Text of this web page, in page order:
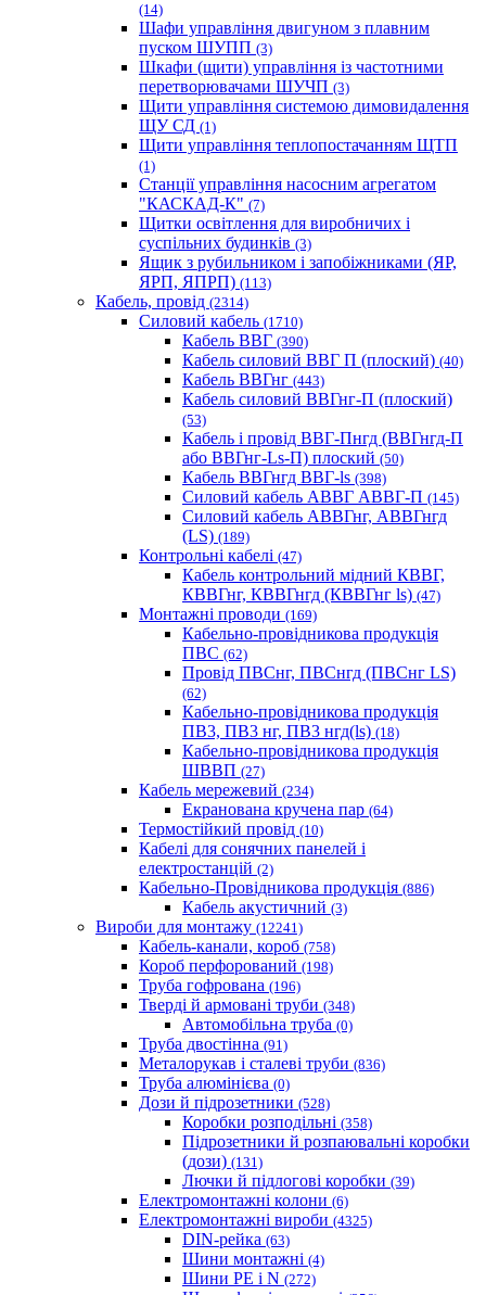
(14)
Шафи управління двигуном з плавним
пуском ШУПП (3)
Шкафи (щити) управління із частотними
перетворювачами ШУЧП (3)
Щити управління системою димовидалення
ЩУ СД (1)
Щити управління теплопостачанням ЩТП
(1)
Станції управління насосним агрегатом
"КАСКАД-К" (7)
Щитки освітлення для виробничих і
суспільних будинків (3)
Ящик з рубильником і запобіжниками (ЯР,
ЯРП, ЯПРП) (113)
Кабель, провід (2314)
Силовий кабель (1710)
Кабель ВВГ (390)
Кабель силовий ВВГ П (плоский) (40)
Кабель ВВГнг (443)
Кабель силовий ВВГнг-П (плоский)
(53)
Кабель і провід ВВГ-Пнгд (ВВГнгд-П
або ВВГнг-Ls-П) плоский (50)
Кабель ВВГнгд ВВГ-ls (398)
Силовий кабель АВВГ АВВГ-П (145)
Силовий кабель АВВГнг, АВВГнгд
(LS) (189)
Контрольні кабелі (47)
Кабель контрольний мідний КВВГ,
КВВГнг, КВВГнгд (КВВГнг ls) (47)
Монтажні проводи (169)
Кабельно-провідникова продукція
ПВС (62)
Провід ПВСнг, ПВСнгд (ПВСнг LS)
(62)
Кабельно-провідникова продукція
ПВ3, ПВ3 нг, ПВ3 нгд(ls) (18)
Кабельно-провідникова продукція
ШВВП (27)
Кабель мережевий (234)
Екранована кручена пар (64)
Термостійкий провід (10)
Кабелі для сонячних панелей і
електростанцій (2)
Кабельно-Провідникова продукція (886)
Кабель акустичний (3)
Вироби для монтажу (12241)
Кабель-канали, короб (758)
Короб перфорований (198)
Труба гофрована (196)
Тверді й армовані труби (348)
Автомобільна труба (0)
Труба двостінна (91)
Металорукав і сталеві труби (836)
Труба алюмінієва (0)
Дози й підрозетники (528)
Коробки розподільні (358)
Підрозетники й розпаювальні коробки
(дози) (131)
Лючки й підлогові коробки (39)
Електромонтажні колони (6)
Електромонтажні вироби (4325)
DIN-рейка (63)
Шини монтажні (4)
Шини PE і N (272)